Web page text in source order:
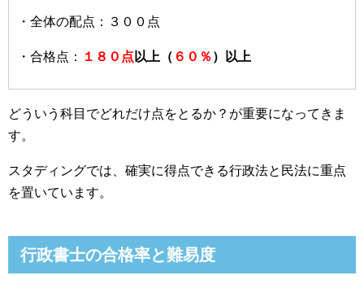
・全体の配点：３００点
・合格点： １８０点 以上（ ６０％ ）以上
どういう科目でどれだけ点をとるか？が重要になってきま
す。
スタディングでは、確実に得点できる行政法と民法に重点
を置いています。
行政書士の合格率と難易度